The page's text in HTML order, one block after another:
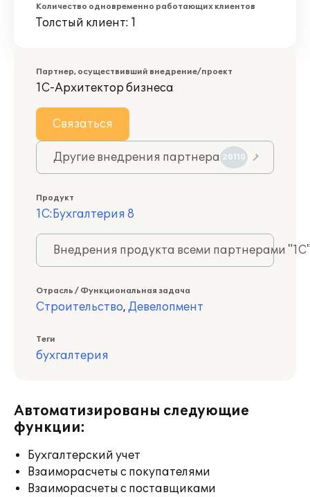
Количество одновременно работающих клиентов
Толстый клиент: 1
Партнер, осуществивший внедрение/проект
1С-Архитектор бизнеса
Связаться
Другие внедрения партнера 20110
Продукт
1С:Бухгалтерия 8
Внедрения продукта всеми партнерами
Отрасль / Функциональная задача
Строительство, Девелопмент
Теги
бухгалтерия
Автоматизированы следующие
функции:
Бухгалтерский учет
Взаиморасчеты с покупателями
Взаиморасчеты с поставщиками